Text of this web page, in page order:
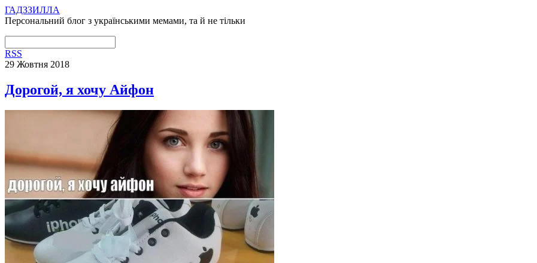
ГАДЗЗИЛЛА
Персональний блог з українськими мемами, та й не тільки
RSS
29 Жовтня 2018
Дорогой, я хочу Айфон